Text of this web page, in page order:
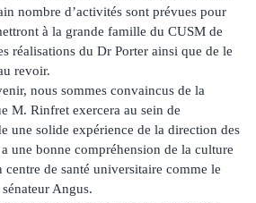
nombre d’activités sont prévues pour
à la grande famille du CUSM de
réalisations du Dr Porter ainsi que de le
revoir.
nous sommes convaincus de la
M. Rinfret exercera au sein de
une solide expérience de la direction des
une bonne compréhension de la culture
centre de santé universitaire comme le
Angus.